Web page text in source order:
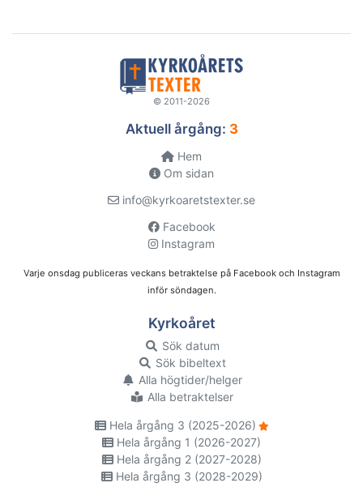
© 2011-2026
Aktuell årgång: 3
Hem
Om sidan
info@kyrkoaretstexter.se
Facebook
Instagram
Varje onsdag publiceras veckans betraktelse på Facebook och Instagram
inför söndagen.
Kyrkoåret
Sök datum
Sök bibeltext
Alla högtider/helger
Alla betraktelser
Hela årgång 3 (2025-2026)
Hela årgång 1 (2026-2027)
Hela årgång 2 (2027-2028)
Hela årgång 3 (2028-2029)